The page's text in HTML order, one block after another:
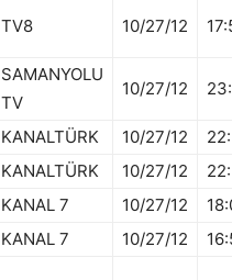
TV8 10/27/12
SAMANYOLU
TV
10/27/12
KANALTÜRK 10/27/12
KANALTÜRK 10/27/12
KANAL 7 10/27/12
KANAL 7 10/27/12